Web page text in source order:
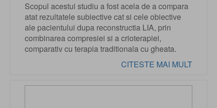
Scopul acestui studiu a fost acela de a compara
atat rezultatele subiective cat si cele obiective
ale pacientului dupa reconstructia LIA, prin
combinarea compresiei si a crioterapiei,
comparativ cu terapia traditionala cu gheata.
CITESTE MAI MULT